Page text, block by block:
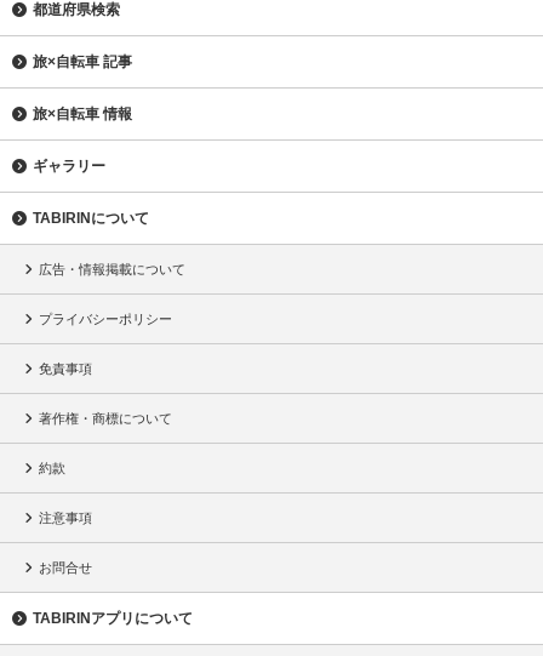
都道府県検索
旅×自転車 記事
旅×自転車 情報
ギャラリー
TABIRINについて
広告・情報掲載について
プライバシーポリシー
免責事項
著作権・商標について
約款
注意事項
お問合せ
TABIRINアプリについて